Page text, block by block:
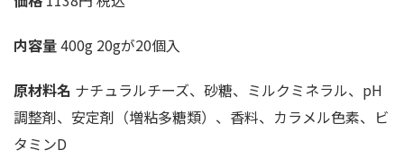
内容量400g 20gが20個入
原材料名 ナチュラルチーズ、砂糖、ミルクミネラル、pH
調整剤、安定剤（増粘多糖類）、香料、カラメル色素、ビ
タミンD